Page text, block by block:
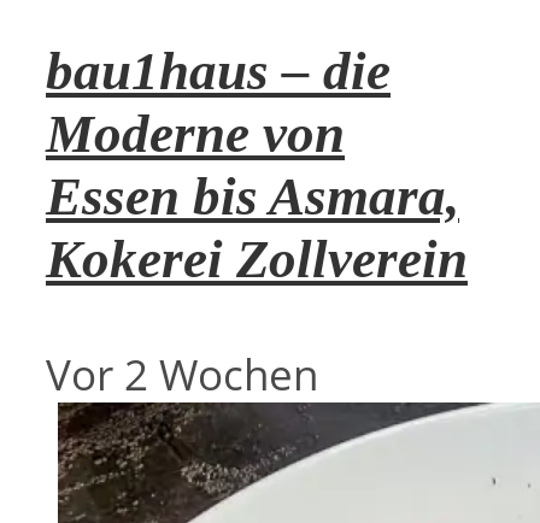
bau1haus – die
Moderne von
Essen bis Asmara,
Kokerei Zollverein
Vor 2 Wochen